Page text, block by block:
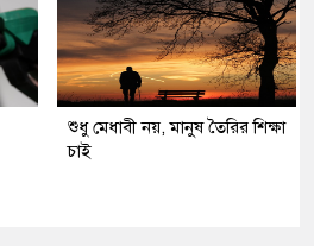
শুধু মেধাবী নয়, মানুষ তৈরির শিক্ষা
চাই